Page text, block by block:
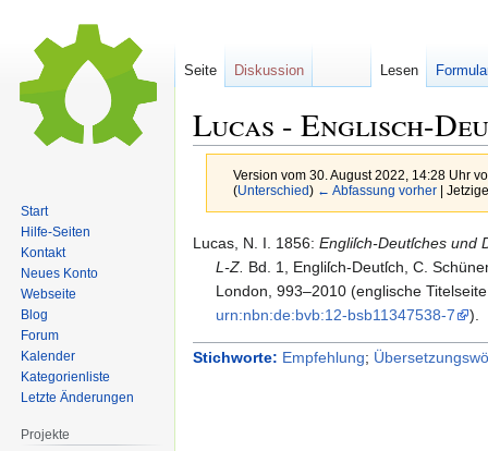
Lucas - Englisch-
Version vom 30. August 2022, 14:28 Uhr
(Unterschied) ← Abfassung vorher|
Zur
Navigation
springen
Zur
Suche
springen
Lucas, N. I. 1856: Engliſch-Deutſches
L-Z. Bd. 1, Engliſch-Deutſch, C.
London, 993–2010 (englische
urn:nbn:de:bvb:12-bsb11347538-7
).
Stichworte: Empfehlung;
Seite Diskussion Lesen
Start
Hilfe-Seiten
Kontakt
Neues Konto
Webseite
Blog
Forum
Kalender
Kategorienliste
Letzte Änderungen
Projekte